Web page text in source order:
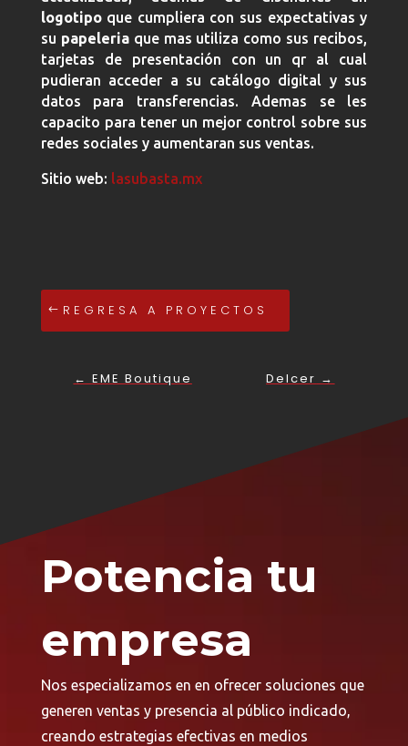
logotipoque cumpliera con sus expectativas y
su papeleria que mas utiliza como sus recibos,
tarjetas de presentación con un qr al cual
pudieran acceder a su catálogo digital y sus
datos para transferencias. Ademas se les
capacito para tener un mejor control sobre sus
redes sociales y aumentaran sus ventas.
Sitio web: lasubasta.mx
REGRESA A PROYECTOS
← EME Boutique Delcer →
Potencia tu
empresa
Nos especializamos en en ofrecer soluciones que
generen ventas y presencia al público indicado,
creando estrategias efectivas en medios